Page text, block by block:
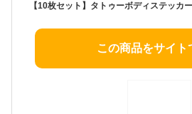
この商品をサイト